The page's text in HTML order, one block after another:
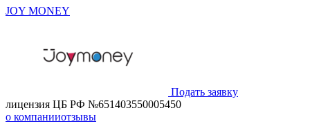
JOY MONEY
Подать заявку
лицензия ЦБ РФ №651403550005450
о компанииотзывы